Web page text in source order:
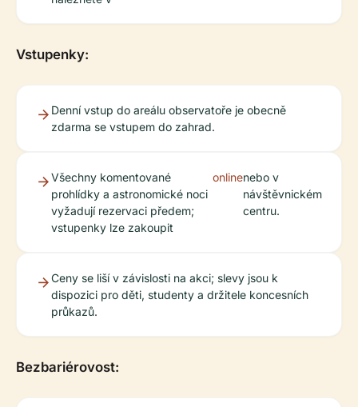
Vstupenky:
Denní vstup do areálu observatoře je obecně
zdarma se vstupem do zahrad.
Všechny komentované
prohlídky a astronomické noci
vyžadují rezervaci předem;
vstupenky lze zakoupit
onlinenebo v
návštěvnickém
centru.
Ceny se liší v závislosti na akci; slevy jsou k
dispozici pro děti, studenty a držitele koncesních
průkazů.
Bezbariérovost: